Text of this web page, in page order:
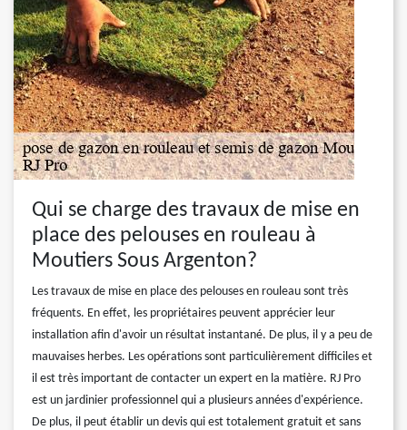
Qui se charge des travaux de mise en
place des pelouses en rouleau à
Moutiers Sous Argenton?
Les travaux de mise en place des pelouses en rouleau sont très
fréquents. En effet, les propriétaires peuvent apprécier leur
installation afin d'avoir un résultat instantané. De plus, il y a peu de
mauvaises herbes. Les opérations sont particulièrement difficiles et
il est très important de contacter un expert en la matière. RJ Pro
est un jardinier professionnel qui a plusieurs années d'expérience.
De plus, il peut établir un devis qui est totalement gratuit et sans